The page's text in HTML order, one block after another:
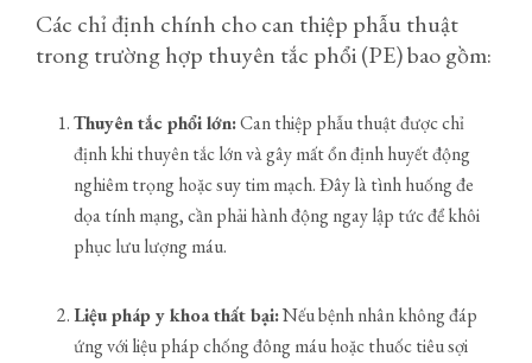
Các chỉ định chính cho can thiệp phẫu thuật
trong trường hợp thuyên tắc phổi (PE) bao gồm:
Thuyên tắc phổi lớn:Can thiệp phẫu thuật được chỉ
định khi thuyên tắc lớn và gây mất ổn định huyết động
nghiêm trọng hoặc suy tim mạch. Đây là tình huống đe
dọa tính mạng, cần phải hành động ngay lập tức để khôi
phục lưu lượng máu.
Liệu pháp y khoa thất bại:Nếu bệnh nhân không đáp
ứng với liệu pháp chống đông máu hoặc thuốc tiêu sợi